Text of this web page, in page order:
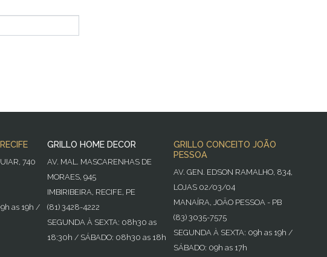
740
as 19h /
GRILLO HOME DECOR
AV. MAL. MASCARENHAS DE
MORAES, 945
IMBIRIBEIRA, RECIFE, PE
(81) 3428-4222
SEGUNDA À SEXTA: 08h30 as
18:30h / SÁBADO: 08h30 as 18h
GRILLO CONCEITO JOÃO
PESSOA
AV. GEN. EDSON RAMALHO, 834,
LOJAS 02/03/04
MANAÍRA, JOÃO PESSOA - PB
(83) 3035-7575
SEGUNDA À SEXTA: 09h as 19h /
SÁBADO: 09h as 17h